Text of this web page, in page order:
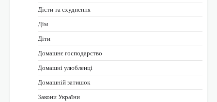
Дієти та схуднення
Дім
Діти
Домашнє господарство
Домашні улюбленці
Домашній затишок
Закони України